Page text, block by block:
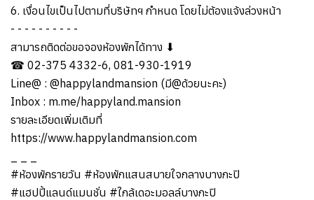
6. เงื่อนไขเป็นไปตามที่บริษัทฯ กำหนด โดยไม่ต้องแจ้งล่วงหน้า
- - - - - - - - - -
สามารถติดต่อขอจองห้องพักได้ทาง ⬇
☎ 02-375 4332-6, 081-930-1919
Line@ : @happylandmansion (มี@ด้วยนะคะ)
Inbox : m.me/happyland.mansion
รายละเอียดเพิ่มเติมที่
https://www.happylandmansion.com
#ห้องพักรายวัน #ห้องพักแสนสบายใจกลางบางกะปิ
#แฮปปี้แลนด์แมนชั่น #ใกล้เดอะมอลล์บางกะปิ